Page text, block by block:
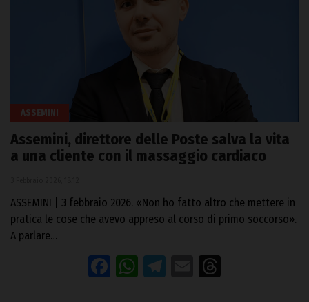
ASSEMINI
Assemini, direttore delle Poste salva la vita
a una cliente con il massaggio cardiaco
ASSEMINI | 3 febbraio 2026. «Non ho fatto altro che mettere in
pratica le cose che avevo appreso al corso di primo soccorso».
A parlare…
Facebook
WhatsApp
Telegram
Email